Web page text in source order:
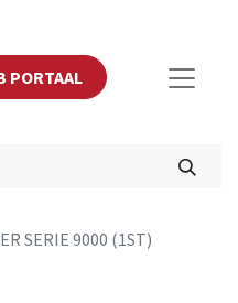
PORTAAL
SERIE 9000 (1ST)